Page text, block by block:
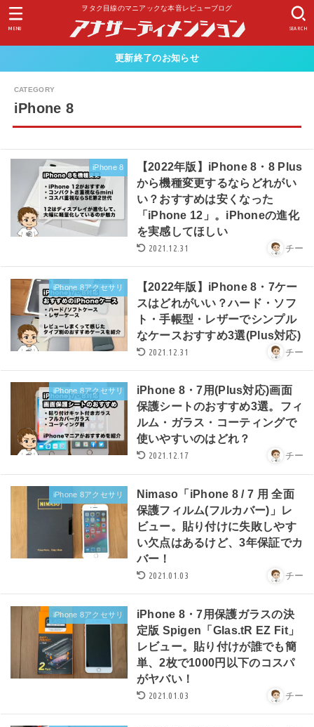
ヲタク目線のマニアックな本音レビューブログ
SEARCH
MENU
更新終了のお知らせ
iPhone 8
iPhone 8
【2022年版】iPhone 8・8 Plus
から機種変更するならどれがい
い？おすすめは安くなった
「iPhone 12」。iPhoneの進化
を実感してほしい
2021.12.31 チー
iPhone 8アクセサリ
【2022年版】iPhone 8・7ケー
スはどれがいい？ハード・ソフ
ト・手帳型・レザーでシンプル
なケースおすすめ3選(Plus対応)
2021.12.31 チー
iPhone 8アクセサリ
iPhone 8・7用(Plus対応)画面
保護シートのおすすめ3選。フィ
ルム・ガラス・コーティングで
使いやすいのはどれ？
2021.12.17 チー
iPhone 8アクセサリ
Nimaso「iPhone 8 / 7 用 全面
保護フィルム(フルカバー)」レ
ビュー。貼り付けに失敗しやす
い欠点はあるけど、3年保証でカ
バー！
2021.01.03 チー
iPhone 8アクセサリ
iPhone 8・7用保護ガラスの決
定版 Spigen「Glas.tR EZ Fit」
レビュー。貼り付けが誰でも簡
単、2枚で1000円以下のコスパ
がヤバい！
2021.01.03 チー